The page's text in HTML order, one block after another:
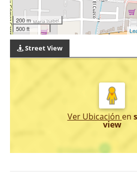
200 m
500 ft
Street View
Ver Ubicación en
view